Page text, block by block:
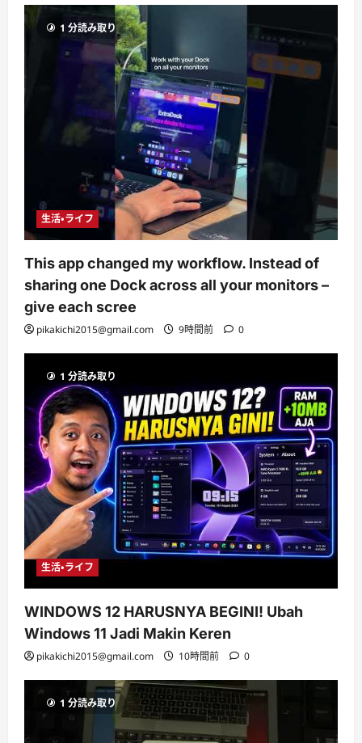
1 分読み取り
生活・ライフ
This app changed my workflow. Instead of
sharing one Dock across all your monitors –
give each scree
pikakichi2015@gmail.com 9時間前 0
1 分読み取り
生活・ライフ
WINDOWS 12 HARUSNYA BEGINI! Ubah
Windows 11 Jadi Makin Keren
pikakichi2015@gmail.com 10時間前 0
1 分読み取り